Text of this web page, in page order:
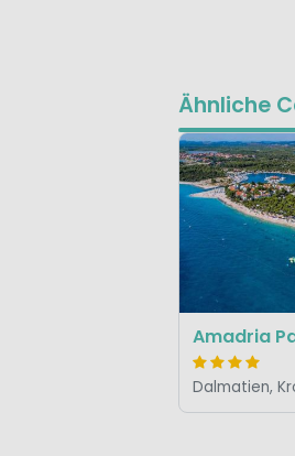
Ähnliche
Amadria
Dalmatien,